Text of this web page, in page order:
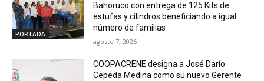
PORTADA
Bahoruco con entrega de 125 Kits de
estufas y cilindros beneficiando a igual
número de familias
agosto 7, 2026
COOPACRENE designa a José Darío
Cepeda Medina como su nuevo Gerente